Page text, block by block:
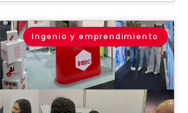
Ingenio y emprendimiento